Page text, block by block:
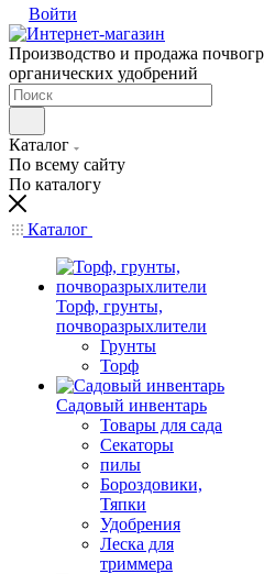
Войти
Производство и продажа
органических удобрений
Каталог
По всему сайту
По каталогу
Каталог
Торф, грунты,
почворазрыхлители
Грунты
Торф
Садовый инвентарь
Товары для сада
Секаторы
пилы
Бороздовики,
Тяпки
Удобрения
Леска для
триммера